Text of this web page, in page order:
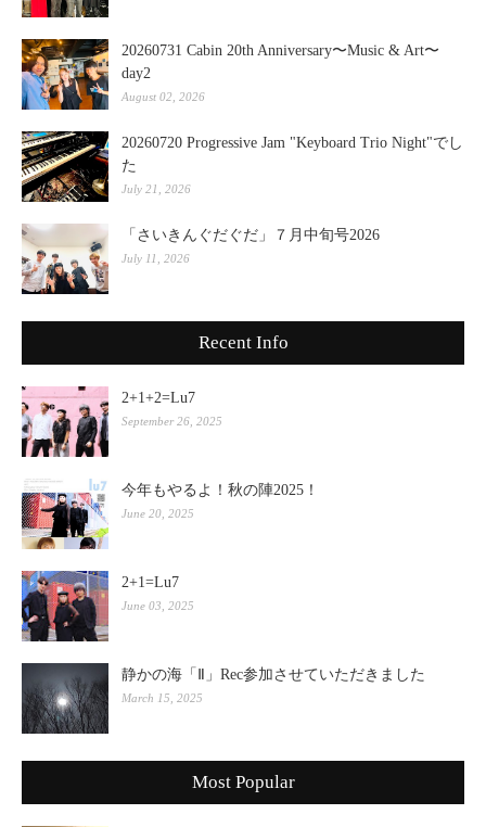
20260731 Cabin 20th Anniversary〜Music & Art〜
day2
August 02, 2026
20260720 Progressive Jam "Keyboard Trio Night"でし
た
July 21, 2026
「さいきんぐだぐだ」７月中旬号2026
July 11, 2026
Recent Info
2+1+2=Lu7
September 26, 2025
今年もやるよ！秋の陣2025！
June 20, 2025
2+1=Lu7
June 03, 2025
静かの海「Ⅱ」Rec参加させていただきました
March 15, 2025
Most Popular